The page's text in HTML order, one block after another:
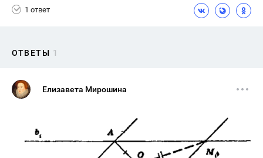
1 ответ
ОТВЕТЫ 1
Елизавета Мирошина